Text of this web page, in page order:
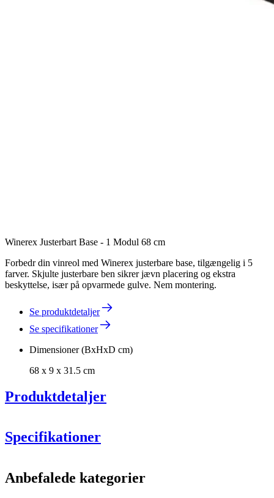
Winerex Justerbart Base - 1 Modul 68 cm
Forbedr din vinreol med Winerex justerbare base, tilgængelig i 5
farver. Skjulte justerbare ben sikrer jævn placering og ekstra
beskyttelse, især på opvarmede gulve. Nem montering.
Se produktdetaljer
Se specifikationer
Dimensioner (BxHxD cm)
68 x 9 x 31.5 cm
Produktdetaljer
Specifikationer
ProduktnummerERZP68
Anbefalede kategorier